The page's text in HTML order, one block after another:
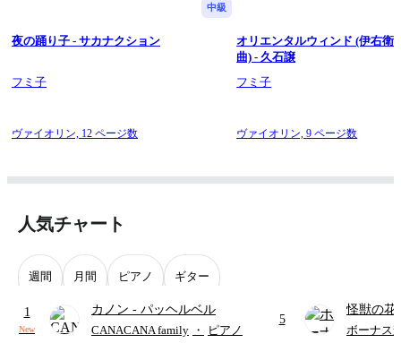
中級
夜の踊り子 - サカナクション
フミ子
ヴァイオリン, 12 ページ数
オリエンタルウィンド (伊右衛
曲) - 久石譲
フミ子
ヴァイオリン,9 ページ数
人気チャート
週間 月間 ピアノ ギター
1
New
カノン - パッヘルベル
CANACANA family ・ ピアノ
5
怪獣の
ードパー
ボーナス